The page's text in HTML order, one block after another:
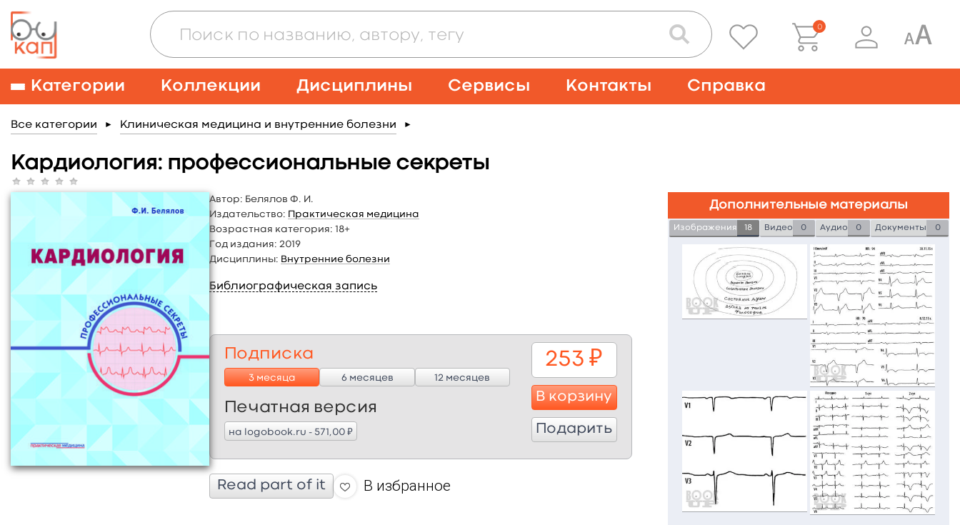
0
Категории Коллекции Дисциплины Сервисы Контакты Справка
Все категории ► Клиническая медицина и внутренние болезни ►
Кардиология: профессиональные секреты
Автор: Белялов Ф. И.
Издательство: Практическая медицина
Возрастная категория: 18+
Год издания: 2019
Дисциплины: Внутренние болезни
Библиографическая запись
Подписка
3 месяца 6 месяцев 12 месяцев
Печатная версия
на logobook.ru - 571,00₽
253 ₽
В корзину
Подарить
Read part of it В избранное
Дополнительные материалы
Изображения 18 Видео 0 Аудио 0 Документы 0